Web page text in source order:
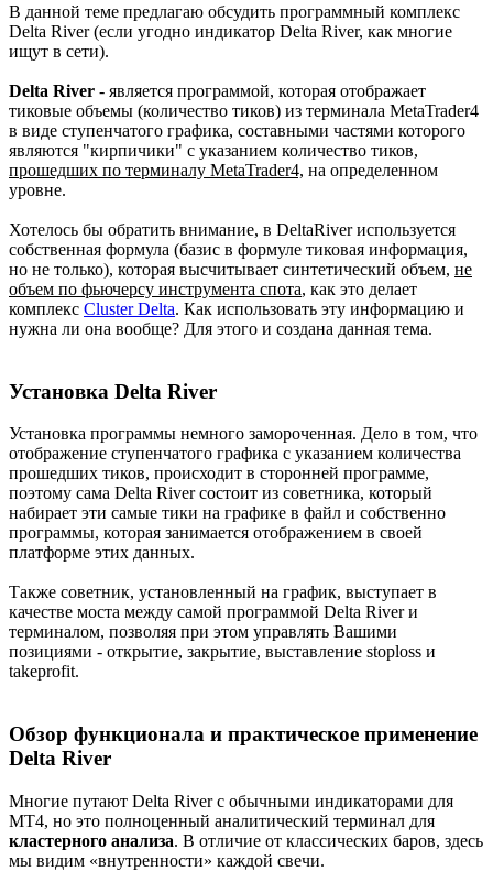
В данной теме предлагаю обсудить программный комплекс
Delta River (если угодно индикатор Delta River, как многие
ищут в сети).
Delta River - является программой, которая отображает
тиковые объемы (количество тиков) из терминала MetaTrader4
в виде ступенчатого графика, составными частями которого
являются "кирпичики" с указанием количество тиков,
прошедших по терминалу MetaTrader4, на определенном
уровне.
Хотелось бы обратить внимание, в DeltaRiver используется
собственная формула (базис в формуле тиковая информация,
но не только), которая высчитывает синтетический объем, не
объем по фьючерсу инструмента спота, как это делает
комплекс Cluster Delta. Как использовать эту информацию и
нужна ли она вообще? Для этого и создана данная тема.
Установка Delta River​
Установка программы немного замороченная. Дело в том, что
отображение ступенчатого графика с указанием количества
прошедших тиков, происходит в сторонней программе,
поэтому сама Delta River состоит из советника, который
набирает эти самые тики на графике в файл и собственно
программы, которая занимается отображением в своей
платформе этих данных.
Также советник, установленный на график, выступает в
качестве моста между самой программой Delta River и
терминалом, позволяя при этом управлять Вашими
позициями - открытие, закрытие, выставление stoploss и
takeprofit.
Обзор функционала и практическое применение
Delta River​
Многие путают Delta River с обычными индикаторами для
MT4, но это полноценный аналитический терминал для
кластерного анализа. В отличие от классических баров, здесь
мы видим «внутренности» каждой свечи.